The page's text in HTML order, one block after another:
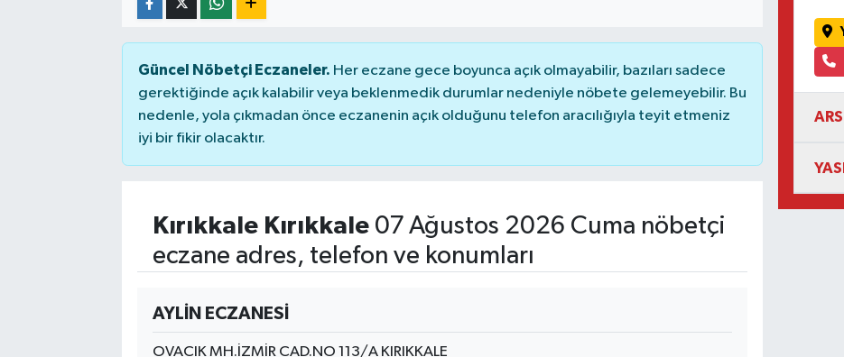
Güncel Nöbetçi Eczaneler. Her eczane gece boyunca açık olmayabilir, bazıları sadece
gerektiğinde açık kalabilir veya beklenmedik durumlar nedeniyle nöbete gelemeyebilir. Bu
nedenle, yola çıkmadan önce eczanenin açık olduğunu telefon aracılığıyla teyit etmeniz
iyi bir fikir olacaktır.
Kırıkkale Kırıkkale07 Ağustos 2026 Cuma nöbetçi
eczane adres, telefon ve konumları
AYLİN ECZANESİ
OVACIK MH.İZMİR CAD.NO 113/A KIRIKKALE